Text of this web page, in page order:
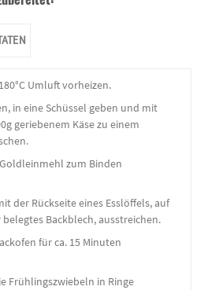
Umluft vorheizen.
in eine Schüssel geben und mit
geriebenem Käse zu einem
zum Binden
der Rückseite eines Esslöffels, auf
Backblech, ausstreichen.
für ca. 15 Minuten
Frühlingszwiebeln in Ringe